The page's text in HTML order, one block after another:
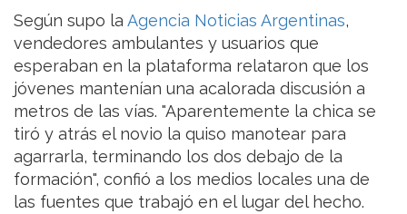
Según supo la Agencia Noticias Argentinas,
vendedores ambulantes y usuarios que
esperaban en la plataforma relataron que los
jóvenes mantenían una acalorada discusión a
metros de las vías. "Aparentemente la chica se
tiró y atrás el novio la quiso manotear para
agarrarla, terminando los dos debajo de la
formación", confió a los medios locales una de
las fuentes que trabajó en el lugar del hecho.